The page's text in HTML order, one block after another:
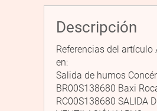
Descripción
Referencias del
en:
Salida de humos
BR00S138680 Baxi
RC00S138680 SALIDA